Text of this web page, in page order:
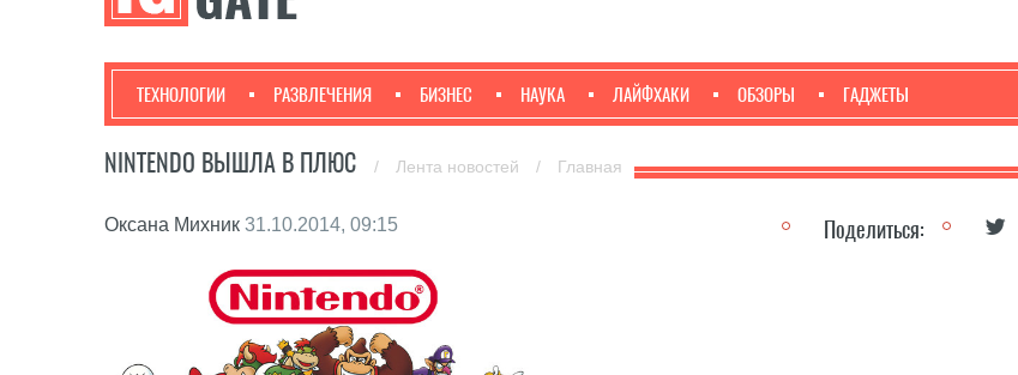
ТЕХНОЛОГИИ РАЗВЛЕЧЕНИЯ БИЗНЕС НАУКА ЛАЙФХАКИ ОБЗОРЫ ГАДЖЕТЫ
NINTENDO ВЫШЛА В ПЛЮС / Лента новостей / Главная
Оксана Михник 31.10.2014, 09:15 Поделиться: